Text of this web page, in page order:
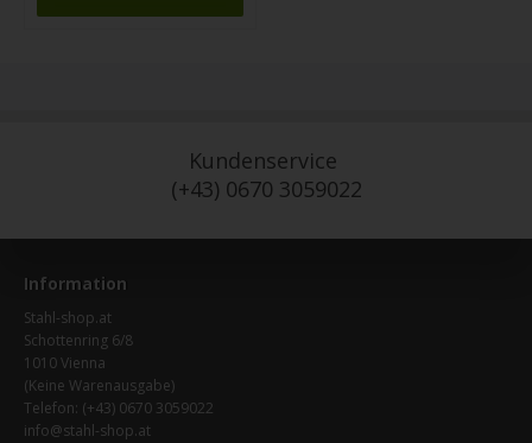
Kundenservice
(+43) 0670 3059022
Information
Stahl-shop.at
Schottenring 6/8
1010 Vienna
(Keine Warenausgabe)
Telefon: (+43) 0670 3059022
info@stahl-shop.at